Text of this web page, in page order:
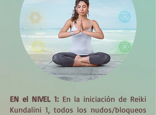
EN el NIVEL 1:En la iniciación de Reiki
Kundalini 1, todos los nudos/bloqueos